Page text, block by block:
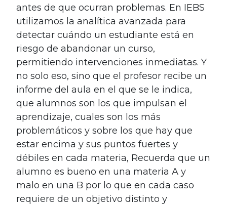
antes de que ocurran problemas. En IEBS
utilizamos la analítica avanzada para
detectar cuándo un estudiante está en
riesgo de abandonar un curso,
permitiendo intervenciones inmediatas. Y
no solo eso, sino que el profesor recibe un
informe del aula en el que se le indica,
que alumnos son los que impulsan el
aprendizaje, cuales son los más
problemáticos y sobre los que hay que
estar encima y sus puntos fuertes y
débiles en cada materia, Recuerda que un
alumno es bueno en una materia A y
malo en una B por lo que en cada caso
requiere de un objetivo distinto y